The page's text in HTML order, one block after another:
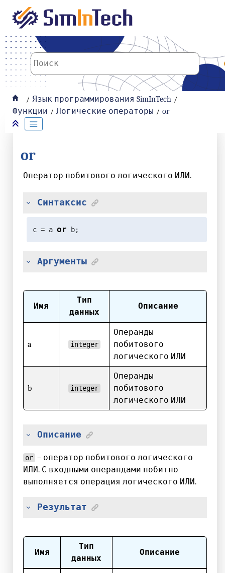
Язык программирования SimInTech
Функции
Логические операторы or
or
Оператор побитового логического ИЛИ.
Синтаксис
c = a or b;
Аргументы
Имя
Тип
данных
Описание
a integer
Операнды
побитового
логического ИЛИ
b integer
Операнды
побитового
логического ИЛИ
Описание
or – оператор побитового логического
ИЛИ. С входными операндами побитно
выполняется операция логического ИЛИ.
Результат
Имя
Тип
данных
Описание